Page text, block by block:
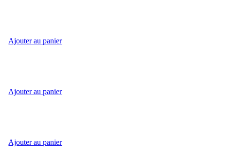
Ajouter au panier
Ajouter au panier
Ajouter au panier